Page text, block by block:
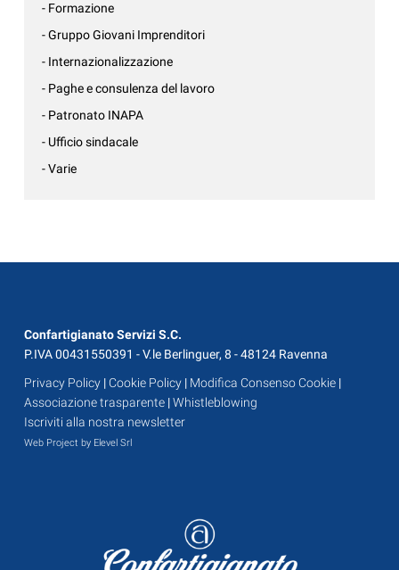
- Formazione
- Gruppo Giovani Imprenditori
- Internazionalizzazione
- Paghe e consulenza del lavoro
- Patronato INAPA
- Ufficio sindacale
- Varie
Confartigianato Servizi S.C.
P.IVA 00431550391 - V.le Berlinguer, 8 - 48124 Ravenna
Privacy Policy |Cookie Policy | Modifica Consenso Cookie |
Associazione trasparente |Whistleblowing
Iscriviti alla nostra newsletter
Web Project by Elevel Srl